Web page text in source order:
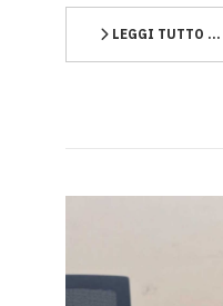
LEGGI TUTTO …